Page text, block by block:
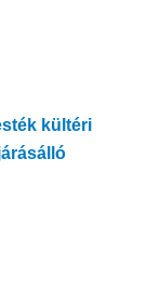
kültéri